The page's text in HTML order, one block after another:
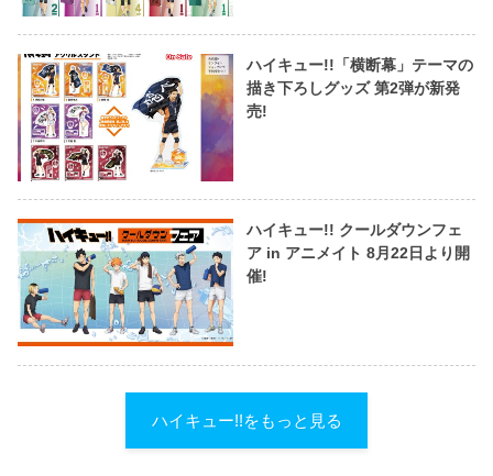
ハイキュー!!「横断幕」テーマの
描き下ろしグッズ 第2弾が新発
売!
ハイキュー!! クールダウンフェ
ア in アニメイト 8月22日より開
催!
ハイキュー!!をもっと見る